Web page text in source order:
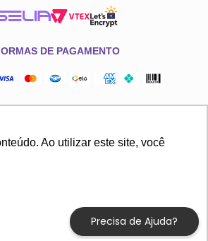
Ao utilizar este site, você
DE PAGAMENTO
Cajamar - SP, 07753-580